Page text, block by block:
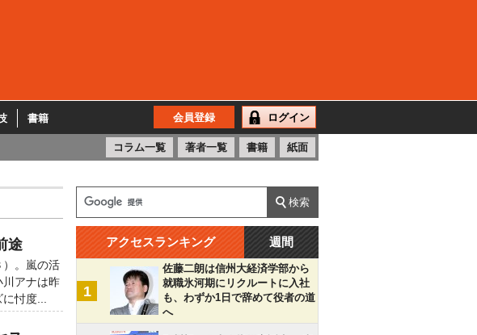
書籍 会員登録 ログイン
コラム一覧 著者一覧 書籍 紙面
途
。嵐の活
川アナは昨
忖度...
アクセスランキング 週間
1
佐藤二朗は信州大経済学部から
就職氷河期にリクルートに入社
も、わずか1日で辞めて役者の道
へ